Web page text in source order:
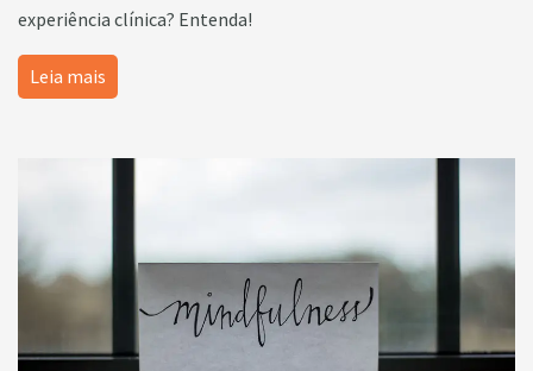
experiência clínica? Entenda!
Leia mais